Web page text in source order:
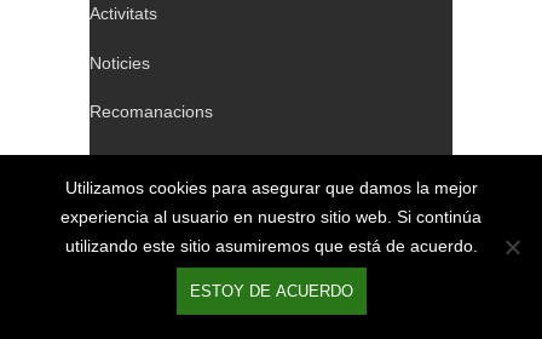
Activitats
Noticies
Recomanacions
Tallers
Xerrades
TELÈFONS DE CONTACTE
Utilizamos cookies para asegurar que damos la mejor
experiencia al usuario en nuestro sitio web. Si continúa
utilizando este sitio asumiremos que está de acuerdo.
ESTOY DE ACUERDO